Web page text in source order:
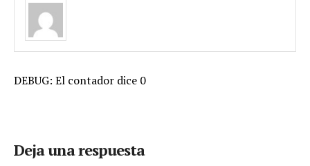
DEBUG: El contador dice 0
Deja una respuesta